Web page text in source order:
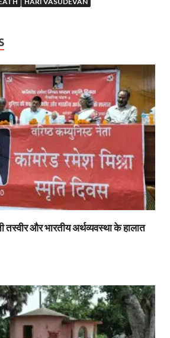
तस्वीर और भारतीय अर्थव्यवस्था के हालात